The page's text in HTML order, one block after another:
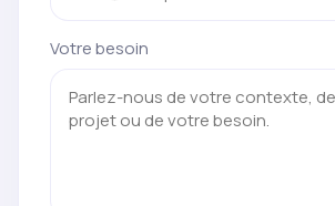
Votre besoin